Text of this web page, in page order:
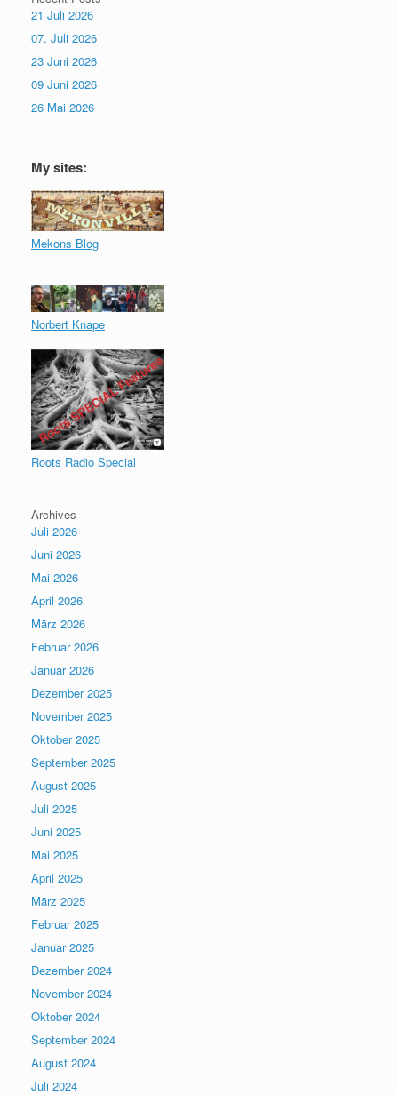
21 Juli 2026
07. Juli 2026
23 Juni 2026
09 Juni 2026
26 Mai 2026
My sites:
Mekons Blog
Norbert Knape
Roots Radio Special
Archives
Juli 2026
Juni 2026
Mai 2026
April 2026
März 2026
Februar 2026
Januar 2026
Dezember 2025
November 2025
Oktober 2025
September 2025
August 2025
Juli 2025
Juni 2025
Mai 2025
April 2025
März 2025
Februar 2025
Januar 2025
Dezember 2024
November 2024
Oktober 2024
September 2024
August 2024
Juli 2024